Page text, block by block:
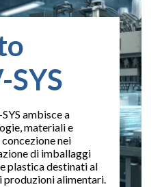
ambisce a
materiali e
nei
di imballaggi
plastica destinati al
produzioni alimentari.